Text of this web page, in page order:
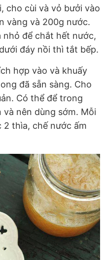
cho cùi và vỏ bưởi vào
vàng và 200g nước.
nhỏ để chắt hết nước,
đáy nồi thì tắt bếp.
hợp vào và khuấy
đã sẵn sàng. Cho
Có thể để trong
nên dùng sớm. Mỗi
2 thìa, chế nước ấm